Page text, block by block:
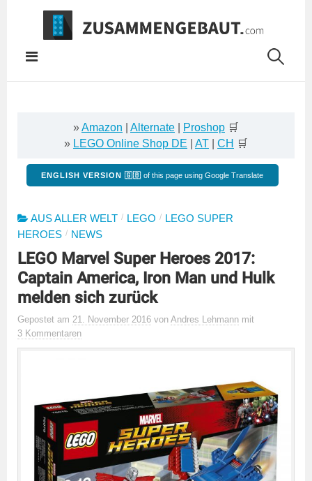
Springe
Inhalt
»Amazon Alternate Proshop 🛒
» LEGO Online Shop DE AT CH 🛒
ENGLISH VERSION 🇬🇧 of this page using Google Translate
AUS ALLER WELT / LEGO / LEGO SUPER
HEROES / NEWS
LEGO Marvel Super Heroes 2017:
Captain America, Iron Man und Hulk
melden sich zurück
Gepostet am 21. November 2016 von Andres Lehmann mit
3 Kommentaren